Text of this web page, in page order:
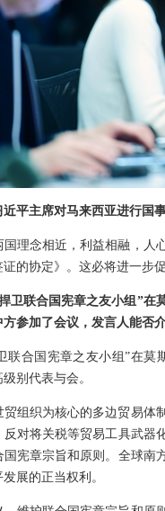
平主席对马来西亚进行国
理念相近，利益相融，
的协定》。这必将进一步
卫联合国宪章之友小组”
参加了会议，发言人能否
联合国宪章之友小组”在
别代表与会。
组织为核心的多边贸易体
对将关税等贸易工具武器
宪章宗旨和原则。全球
展的正当权利。